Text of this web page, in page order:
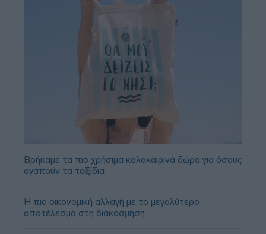
Βρήκαμε τα πιο χρήσιμα καλοκαιρινά δώρα για όσους
αγαπούν τα ταξίδια
Η πιο οικονομική αλλαγή με το μεγαλύτερο
αποτέλεσμα στη διακόσμηση